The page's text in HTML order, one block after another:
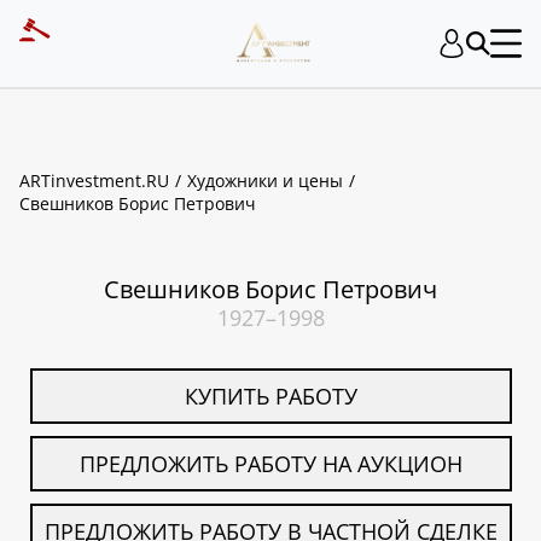
ARTinvestment.RU
Художники и цены
Свешников Борис Петрович
Свешников Борис Петрович
1927–1998
КУПИТЬ РАБОТУ
ПРЕДЛОЖИТЬ РАБОТУ НА АУКЦИОН
ПРЕДЛОЖИТЬ РАБОТУ В ЧАСТНОЙ СДЕЛКЕ